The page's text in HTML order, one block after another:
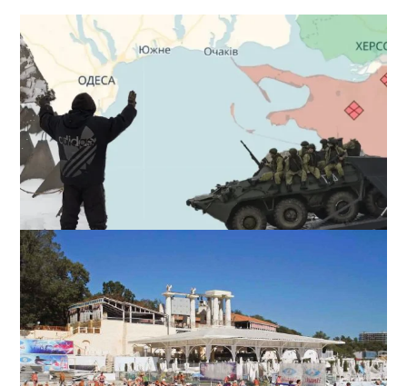
Полковник ВСУ рассказал, выдержит ли Одесса
новое наступление
2
27-07-2026 в 11:19
ВИБОР РЕДАКЦИИ